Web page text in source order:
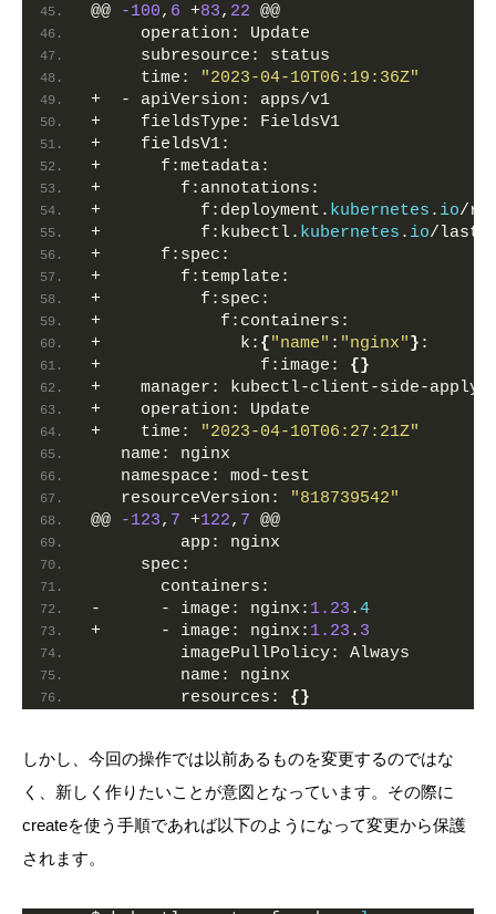
@@
-100, 6 +83, 22 @@
     operation: Update
     subresource: status
     time:
"2023-04-10T06:19:36Z"
+  - apiVersion: apps/v1
+    fieldsType: FieldsV1
+    fieldsV1:
+      f:metadata:
+        f:annotations:
+          f:deployment. kubernetes . io/
+          f:kubectl. kubernetes . io/last-
+      f:spec:
+        f:template:
+          f:spec:
+            f:containers:
+              k: {"name" : "nginx"} :
+                f:image: {}
+    manager: kubectl-client-side-apply
+    operation: Update
+    time:
"2023-04-10T06:27:21Z"
   name: nginx
   namespace: mod-test
   resourceVersion:
"818739542"
@@
-123, 7 +122, 7 @@
         app: nginx
     spec:
       containers:
-      - image: nginx: 1.23 .4
+      - image: nginx: 1.23 . 3
         imagePullPolicy: Always
         name: nginx
         resources:
{}
しかし、今回の操作では以前あるものを変更するのではな
く、新しく作りたいことが意図となっています。その際に
createを使う手順であれば以下のようになって変更から保護
されます。